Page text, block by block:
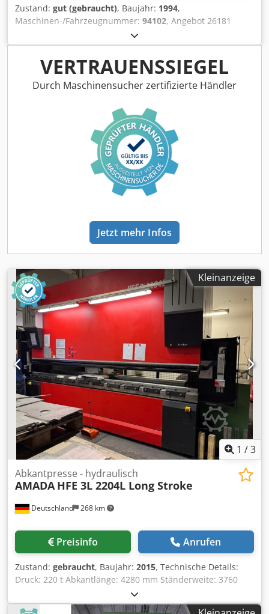
Zustand: gut (gebraucht), Baujahr: 1994,
Maschinen-/Fahrzeugnummer: 94102, Angebot 26181
Technische Daten: - max. Arbeitsbreite 2540 mm - max.
Schnittleistung St 40 10 mm - Schnittwinkel verstellbar
mot. 0,5 - 3 ° - Schnittspaltverstellung von Hand - Anzahl
der hydraulischen Niederhalter 15 stk - Mot. –
Hinteranschlag mit Positioniersteuerung 10 - 1000 mm -
und Schnittlänge 7 - 17 pro/min - Hydraulikantrieb 400 V /
15 kW Cjdpozruf Njfx Aa Ueha - Tischhöhe 770 mm -
Platzbedarf ca. B 4100 x H 2030 x T 2030 mm - Gewicht ca.
7500 kg - mit: - E-Fuß-Schalter - Schnittlinienbeleuchtung
VERTRAUENSSIEGEL
Durch Maschinensucher zertifizierte Händler
Jetzt mehr Infos
Kleinanzeige
1 /3
Deutschland 268 km
Abkantpresse - hydraulisch
AMADA HFE 3L 2204L Long Stroke
Preisinfo Anrufen
Zustand: gebraucht, Baujahr: 2015, Technische Details:
Druck: 220 t Abkantlänge: 4280 mm Ständerweite: 3760
mm Maschinengewicht ca.: 18 t AMADA HFE 3L 2204L Long
Stroke – 220 t CNC-Hydraulische Abkantpresse, 8 Achsen